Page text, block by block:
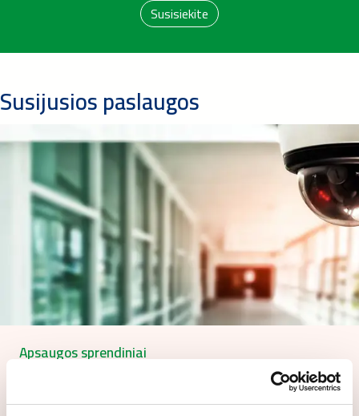
Susisiekite
Susijusios paslaugos
Apsaugos sprendiniai
Sužinokite, kaip galima integruoti apsaugos sistemas,